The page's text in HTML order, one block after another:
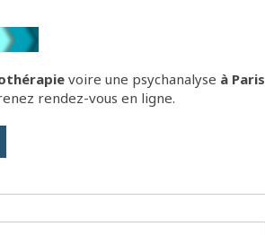
voire une psychanalyse à Paris
rendez-vous en ligne.